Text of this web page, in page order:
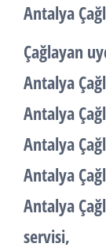
Antalya
Çağlayan
Antalya
Antalya
Antalya
Antalya
Antalya
servisi,